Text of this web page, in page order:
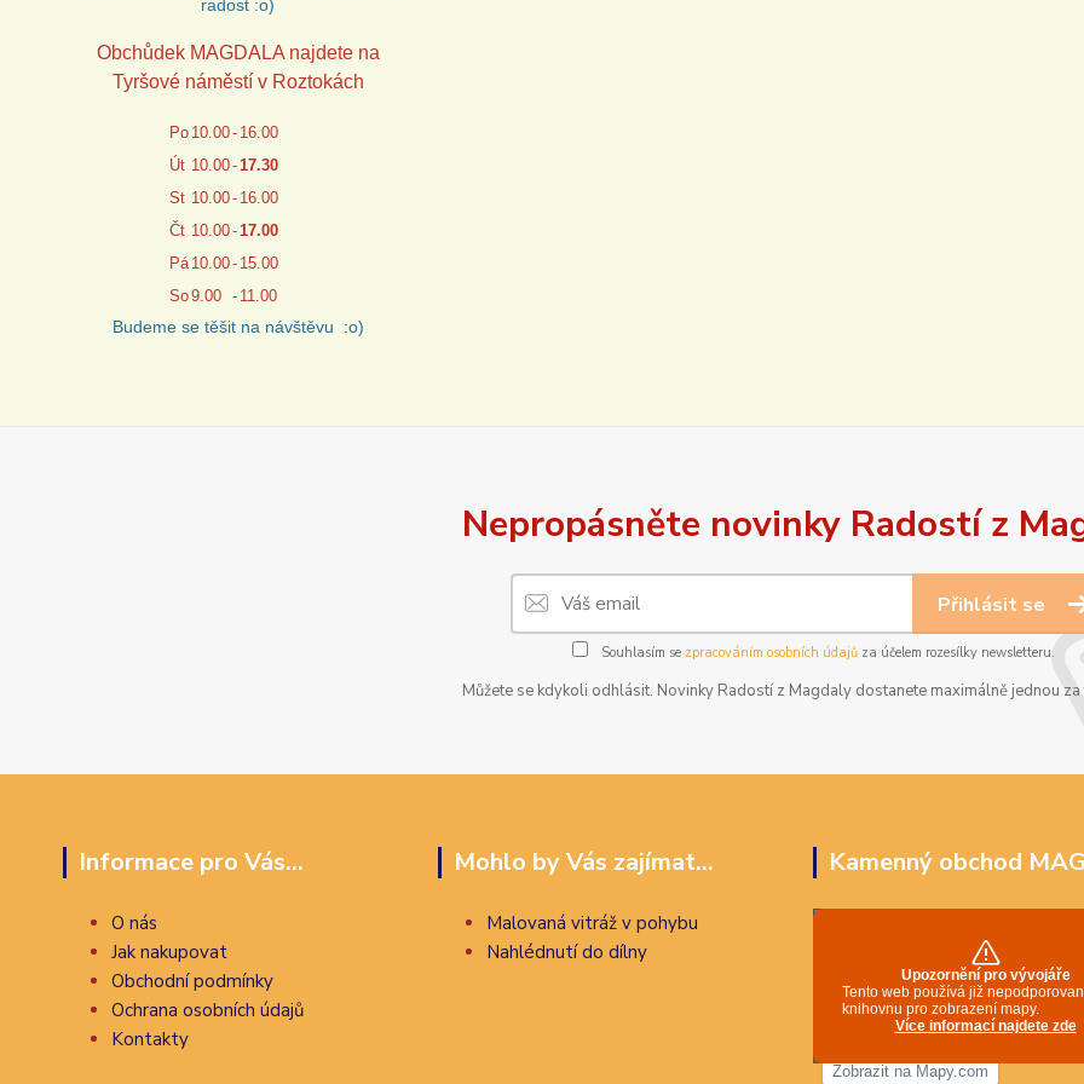
radost :o)
Obchůdek MAGDALA najdete na
Tyršové náměstí v Roztokách
Po 10.00- 16.00
Út 10.00-17.30
St 10.00- 16.00
Čt 10.00-17.00
Pá 10.00- 15.00
So9.00 - 11.00
Budeme se těšit na návštěvu :o)
Nepropásněte novinky Radostí z
Přihlásit se
Souhlasím se zpracováním osobních údajůza účelem rozesílky newsletteru.
Můžete se kdykoli odhlásit. Novinky Radostí z Magdaly dostanete maximálně jednou
Informace pro Vás...
O nás
Jak nakupovat
Obchodní podmínky
Ochrana osobních údajů
Kontakty
Mohlo by Vás zajímat...
Malovaná vitráž v pohybu
Nahlédnutí do dílny
Kamenný obchod